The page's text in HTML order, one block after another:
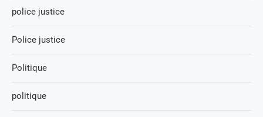
police justice
Police justice
Politique
politique